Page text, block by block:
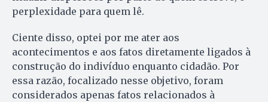
perplexidade para quem lê.
Ciente disso, optei por me ater aos
acontecimentos e aos fatos diretamente ligados à
construção do indivíduo enquanto cidadão. Por
essa razão, focalizado nesse objetivo, foram
considerados apenas fatos relacionados à